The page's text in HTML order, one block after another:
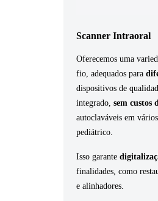
Scanner Intraoral
Oferecemos uma
fio, adequados para
dispositivos de
integrado,sem custos
autoclaváveis em
pediátrico.
Isso garante
finalidades, como
e alinhadores.